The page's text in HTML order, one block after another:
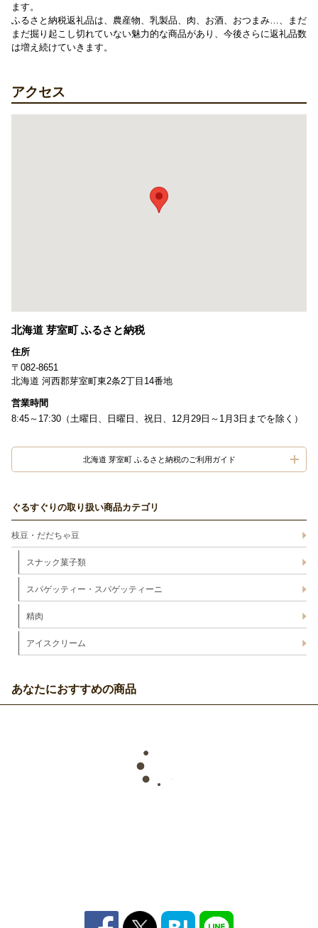
ます。
ふるさと納税返礼品は、農産物、乳製品、肉、お酒、おつまみ…、まだ
まだ掘り起こし切れていない魅力的な商品があり、今後さらに返礼品数
は増え続けていきます。
アクセス
北海道 芽室町 ふるさと納税
住所
〒082-8651
北海道 河西郡芽室町東2条2丁目14番地
営業時間
8:45～17:30（土曜日、日曜日、祝日、12月29日～1月3日までを除く）
北海道 芽室町 ふるさと納税のご利用ガイド
ぐるすぐりの取り扱い商品カテゴリ
枝豆・だだちゃ豆
スナック菓子類
スパゲッティー・スパゲッティーニ
精肉
アイスクリーム
あなたにおすすめの商品